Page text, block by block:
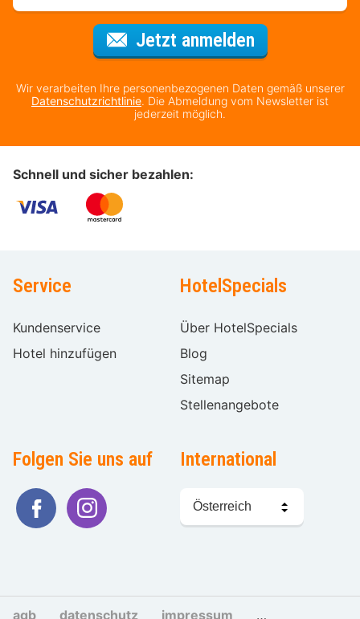
Jetzt anmeldenFür den
Wir verarbeiten Ihre personenbezogenen Daten gemäß unserer
Datenschutzrichtlinie. Die Abmeldung vom Newsletter ist
jederzeit möglich.
Schnell und sicher bezahlen:
Service
Kundenservice
Hotel hinzufügen
HotelSpecials
Über HotelSpecials
Blog
Sitemap
Stellenangebote
Folgen Sie uns auf International
Sprache
wählen
agb datenschutz impressum cookies und